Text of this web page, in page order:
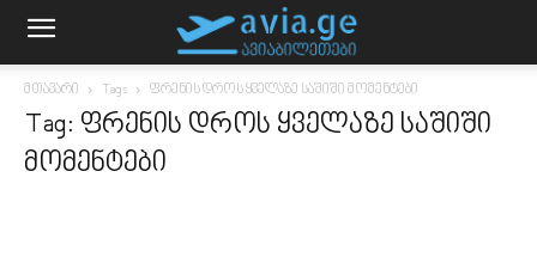
მთავარი Tags ფრენის დროს ყველაზე საშიში მომენტები
Tag: ფრენის დროს ყველაზე საშიში
მომენტები